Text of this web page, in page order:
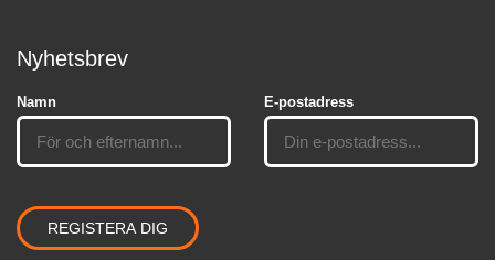
Nyhetsbrev
Namn E-postadress